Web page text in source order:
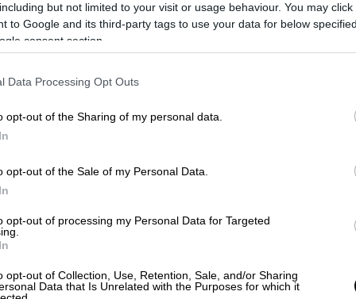
but not limited to your visit or usage behaviour. You may
to Google and its third-party tags to use your data for below
consent section.
Data Processing Opt Outs
opt-out of the Sharing of my personal data.
opt-out of the Sale of my Personal Data.
opt-out of processing my Personal Data for Targeted
opt-out of Collection, Use, Retention, Sale, and/or Sharing
Data that Is Unrelated with the Purposes for which it
το περιστατικόσημειώθηκε κατά
απορριμματοφόρο που τους έκοψε
λευκό Range Rover της συζύγου του
τον Στίβεν, με προορισμό το Φεστιβάλ